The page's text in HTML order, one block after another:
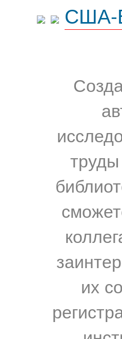
США-
их